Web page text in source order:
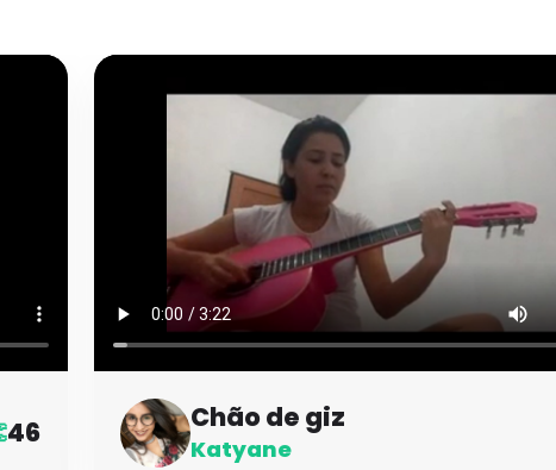
46 Chão de giz
Katyane